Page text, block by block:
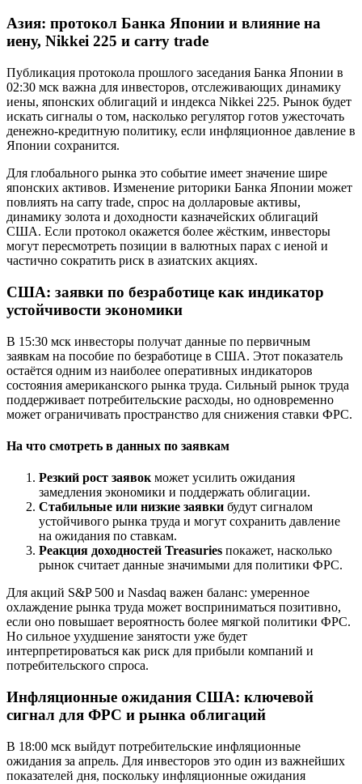
Азия: протокол Банка Японии и влияние на
иену, Nikkei 225 и carry trade
Публикация протокола прошлого заседания Банка Японии в
02:30 мск важна для инвесторов, отслеживающих динамику
иены, японских облигаций и индекса Nikkei 225. Рынок будет
искать сигналы о том, насколько регулятор готов ужесточать
денежно-кредитную политику, если инфляционное давление в
Японии сохранится.
Для глобального рынка это событие имеет значение шире
японских активов. Изменение риторики Банка Японии может
повлиять на carry trade, спрос на долларовые активы,
динамику золота и доходности казначейских облигаций
США. Если протокол окажется более жёстким, инвесторы
могут пересмотреть позиции в валютных парах с иеной и
частично сократить риск в азиатских акциях.
США: заявки по безработице как индикатор
устойчивости экономики
В 15:30 мск инвесторы получат данные по первичным
заявкам на пособие по безработице в США. Этот показатель
остаётся одним из наиболее оперативных индикаторов
состояния американского рынка труда. Сильный рынок труда
поддерживает потребительские расходы, но одновременно
может ограничивать пространство для снижения ставки ФРС.
На что смотреть в данных по заявкам
Резкий рост заявок может усилить ожидания
замедления экономики и поддержать облигации.
Стабильные или низкие заявки будут сигналом
устойчивого рынка труда и могут сохранить давление
на ожидания по ставкам.
Реакция доходностей Treasuries покажет, насколько
рынок считает данные значимыми для политики ФРС.
Для акций S&P 500 и Nasdaq важен баланс: умеренное
охлаждение рынка труда может восприниматься позитивно,
если оно повышает вероятность более мягкой политики ФРС.
Но сильное ухудшение занятости уже будет
интерпретироваться как риск для прибыли компаний и
потребительского спроса.
Инфляционные ожидания США: ключевой
сигнал для ФРС и рынка облигаций
В 18:00 мск выйдут потребительские инфляционные
ожидания за апрель. Для инвесторов это один из важнейших
показателей дня, поскольку инфляционные ожидания